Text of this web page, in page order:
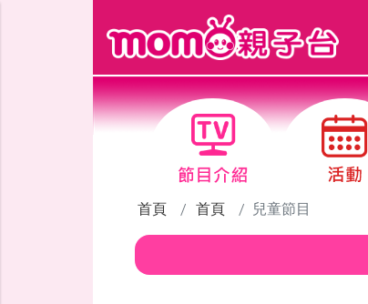
首頁 首頁 兒童節目